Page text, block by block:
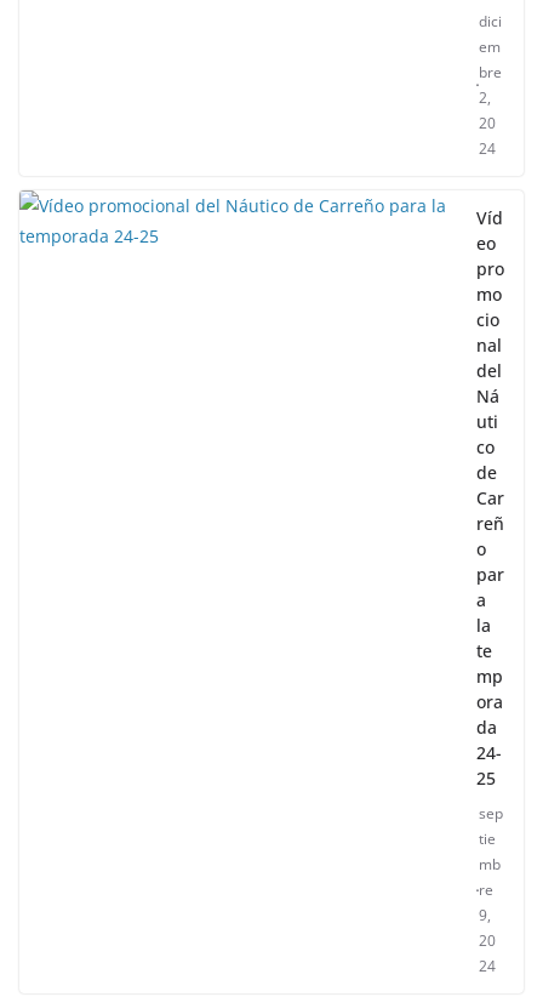
dici
em
bre
2,
20
24
Víd
eo
pro
mo
cio
nal
del
Ná
uti
co
de
Car
reñ
o
par
a
la
te
mp
ora
da
24-
25
sep
tie
mb
re
9,
20
24